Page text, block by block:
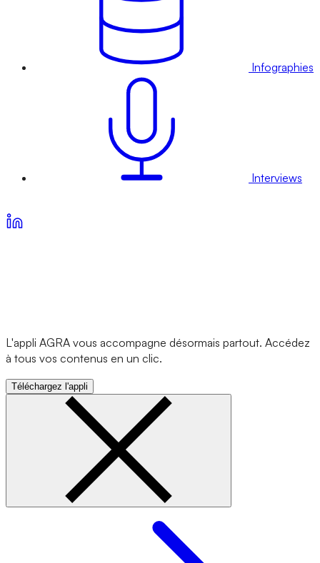
Infographies
Interviews
L'appli AGRA vous accompagne désormais partout. Accédez
à tous vos contenus en un clic.
Téléchargez l'appli